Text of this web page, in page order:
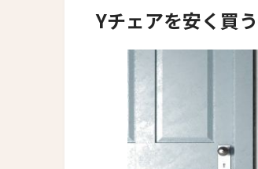
Yチェアを安く買